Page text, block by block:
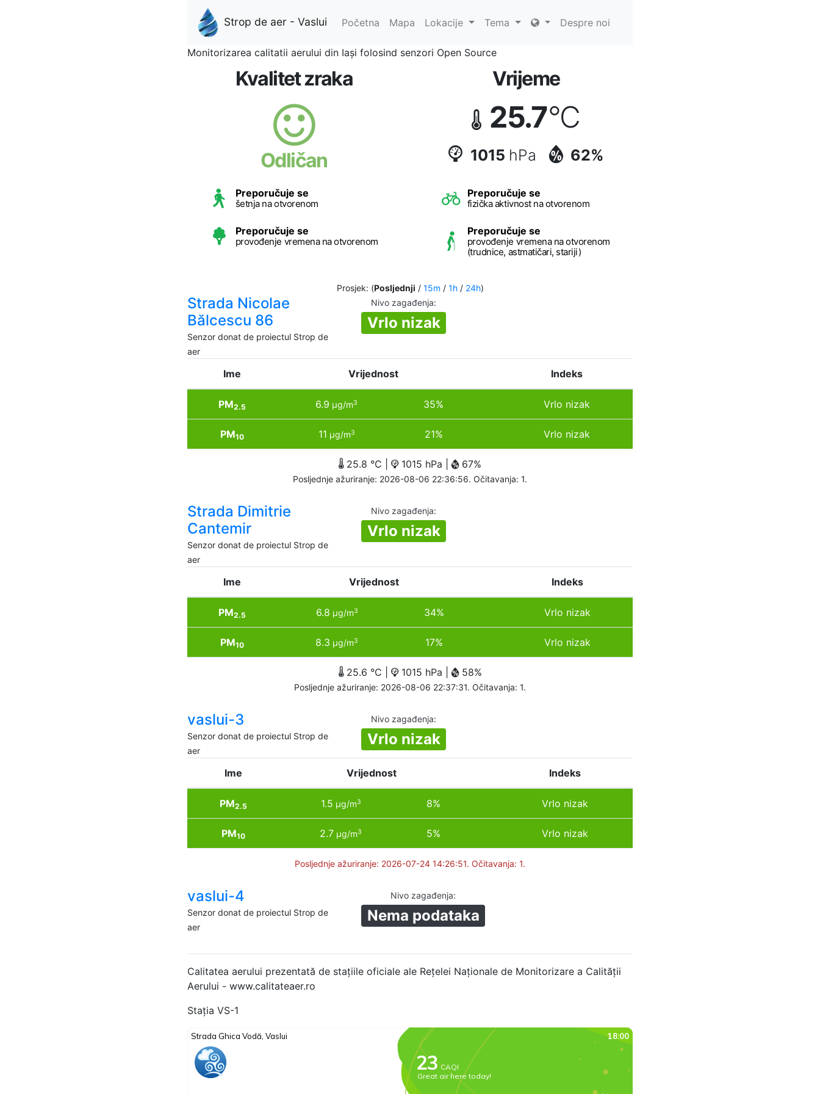
Strop de aer - Vaslui Početna Mapa Lokacije Tema Despre noi
Monitorizarea calitatii aerului din Iași folosind senzori Open Source
Kvalitet zraka
Odličan
Vrijeme
25.7°C
1015 hPa 62%
Preporučuje se
šetnja na otvorenom
Preporučuje se
fizička aktivnost na otvorenom
Preporučuje se
provođenje vremena na otvorenom
Preporučuje se
provođenje vremena na otvorenom
(trudnice, astmatičari, stariji)
Prosjek: (Posljednji / 15m / 1h/ 24h)
Strada Nicolae
Bălcescu 86
Senzor donat de proiectul Strop de
aer
Nivo zagađenja:
Vrlo nizak
Ime Vrijednost Indeks
PM2.5 6.9 µg/m3 35% Vrlo nizak
PM10 11 µg/m3 21% Vrlo nizak
25.8 °C | 1015 hPa | 67%
Posljednje ažuriranje: 2026-08-06 22:36:56. Očitavanja: 1.
Strada Dimitrie
Cantemir
Senzor donat de proiectul Strop de
aer
Nivo zagađenja:
Vrlo nizak
Ime Vrijednost Indeks
PM2.5 6.8 µg/m3 34% Vrlo nizak
PM10 8.3 µg/m3 17% Vrlo nizak
25.6 °C | 1015 hPa | 58%
Posljednje ažuriranje: 2026-08-06 22:37:31. Očitavanja: 1.
vaslui-3
Senzor donat de proiectul Strop de
aer
Nivo zagađenja:
Vrlo nizak
Ime Vrijednost Indeks
PM2.5 1.5 µg/m3 8% Vrlo nizak
PM10 2.7 µg/m3 5% Vrlo nizak
Posljednje ažuriranje: 2026-07-24 14:26:51. Očitavanja: 1.
vaslui-4
Senzor donat de proiectul Strop de
aer
Nivo zagađenja:
Nema podataka
Calitatea aerului prezentată de stațiile oficiale ale Rețelei Naționale de Monitorizare a Calității
Aerului - www.calitateaer.ro
Stația VS-1